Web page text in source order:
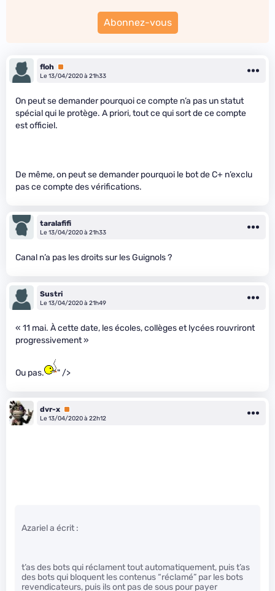
Abonnez-vous
floh Premium
Le 13/04/2020 à 21h33
On peut se demander pourquoi ce compte n’a pas un statut
spécial qui le protège. A priori, tout ce qui sort de ce compte
est officiel.
De même, on peut se demander pourquoi le bot de C+ n’exclu
pas ce compte des vérifications.
taralafifi
Le 13/04/2020 à 21h33
Canal n’a pas les droits sur les Guignols ?
Sustri
Le 13/04/2020 à 21h49
« 11 mai. À cette date, les écoles, collèges et lycées rouvriront
progressivement »
Ou pas. " />
dvr-x Premium
Le 13/04/2020 à 22h12
Azariel a écrit :
t’as des bots qui réclament tout automatiquement, puis t’as
des bots qui bloquent les contenus “réclamé” par les bots
revendicateurs, puis ils ont pas de sous pour payer